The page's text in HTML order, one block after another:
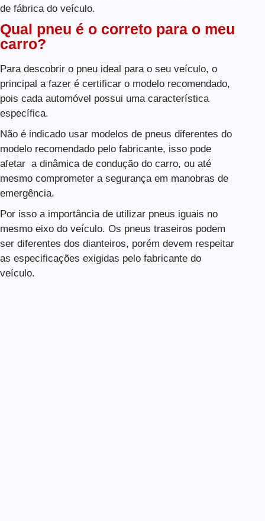
de fábrica do veículo.
Qual pneu é o correto para o meu
carro?
Para descobrir o pneu ideal para o seu veículo, o
principal a fazer é certificar o modelo recomendado,
pois cada automóvel possui uma característica
específica.
Não é indicado usar modelos de pneus diferentes do
modelo recomendado pelo fabricante, isso pode
afetar a dinâmica de condução do carro, ou até
mesmo comprometer a segurança em manobras de
emergência.
Por isso a importância de utilizar pneus iguais no
mesmo eixo do veículo. Os pneus traseiros podem
ser diferentes dos dianteiros, porém devem respeitar
as especificações exigidas pelo fabricante do
veículo.